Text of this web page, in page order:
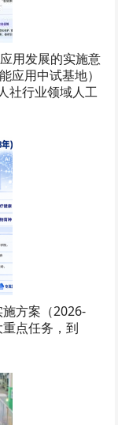
用发展的实施意
应用中试基地）
社行业领域人工
方案（2026-
点任务，到